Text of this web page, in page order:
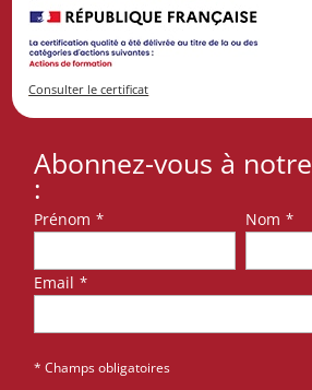
Consulter le certificat
Abonnez-vous à
:
Prénom * Nom *
Email *
* Champs obligatoires